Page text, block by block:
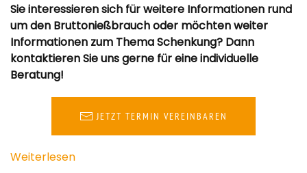
Sie interessieren sich für weitere Informationen rund
um den Bruttonießbrauch oder möchten weiter
Informationen zum Thema Schenkung? Dann
kontaktieren Sie uns gerne für eine individuelle
Beratung!
JETZT TERMIN VEREINBAREN
Weiterlesen